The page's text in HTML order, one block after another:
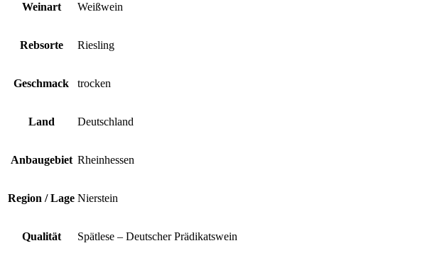
Weinart Weißwein
Rebsorte Riesling
Geschmack trocken
Land Deutschland
Anbaugebiet Rheinhessen
Region / Lage Nierstein
Qualität Spätlese – Deutscher Prädikatswein